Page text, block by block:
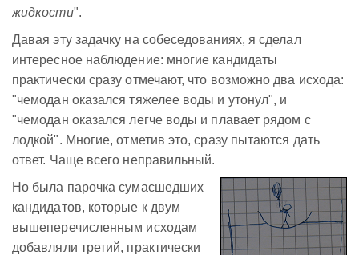
жидкости".
Давая эту задачку на собеседованиях, я сделал
интересное наблюдение: многие кандидаты
практически сразу отмечают, что возможно два исхода:
"чемодан оказался тяжелее воды и утонул", и
"чемодан оказался легче воды и плавает рядом с
лодкой". Многие, отметив это, сразу пытаются дать
ответ. Чаще всего неправильный.
Но была парочка сумасшедших
кандидатов, которые к двум
вышеперечисленным исходам
добавляли третий, практически